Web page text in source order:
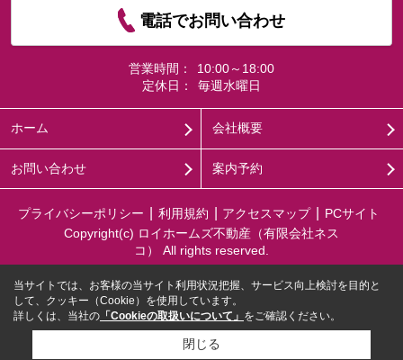
電話でお問い合わせ
営業時間：
10:00～18:00
定休日：
毎週水曜日
ホーム 会社概要
お問い合わせ 案内予約
プライバシーポリシー 利用規約 アクセスマップ
PCサイト
Copyright(c) ロイホームズ不動産（有限会社ネス
コ） All rights reserved.
当サイトでは、お客様の当サイト利用状況把握、サービス向上検討を目的と
して、クッキー（Cookie）を使用しています。
詳しくは、当社の 「Cookieの取扱いについて」 をご確認ください。
閉じる